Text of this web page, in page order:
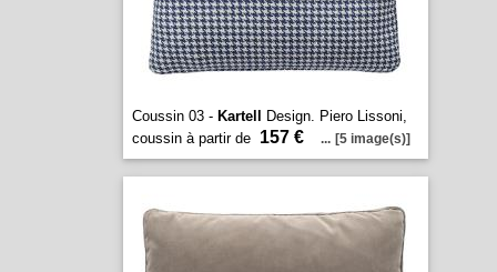
Coussin 03 - Kartell
Design. Piero Lissoni,
coussin à partir de 157 € ... [5 image(s)]